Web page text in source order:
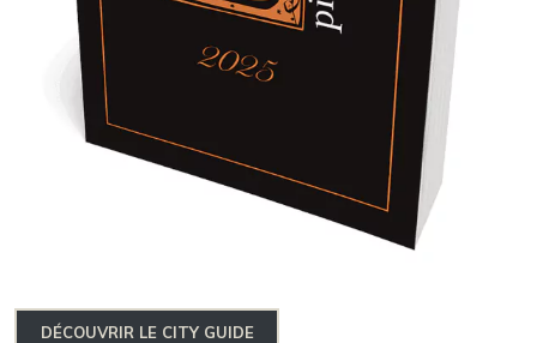
DÉCOUVRIR LE CITY GUIDE